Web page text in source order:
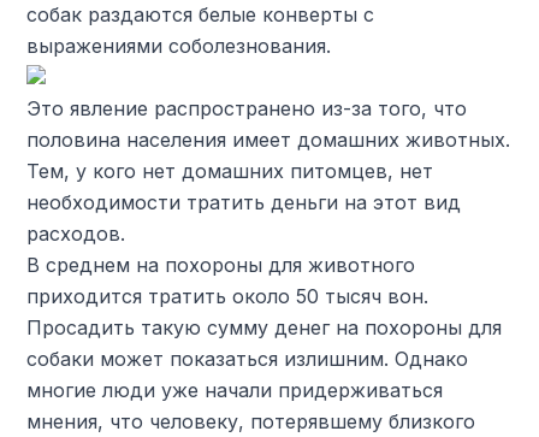
собак раздаются белые конверты с
выражениями соболезнования.
Это явление распространено из-за того, что
половина населения имеет домашних животных.
Тем, у кого нет домашних питомцев, нет
необходимости тратить деньги на этот вид
расходов.
В среднем на похороны для животного
приходится тратить около 50 тысяч вон.
Просадить такую ​​сумму денег на похороны для
собаки может показаться излишним. Однако
многие люди уже начали придерживаться
мнения, что человеку, потерявшему близкого